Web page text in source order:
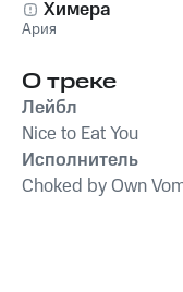
Химера
Ария
О треке
Лейбл
Nice to Eat You
Исполнитель
Choked by Own